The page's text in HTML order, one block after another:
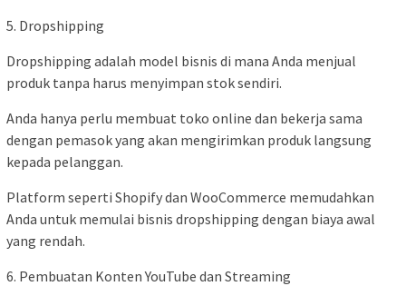
5. Dropshipping
Dropshipping adalah model bisnis di mana Anda menjual
produk tanpa harus menyimpan stok sendiri.
Anda hanya perlu membuat toko online dan bekerja sama
dengan pemasok yang akan mengirimkan produk langsung
kepada pelanggan.
Platform seperti Shopify dan WooCommerce memudahkan
Anda untuk memulai bisnis dropshipping dengan biaya awal
yang rendah.
6. Pembuatan Konten YouTube dan Streaming